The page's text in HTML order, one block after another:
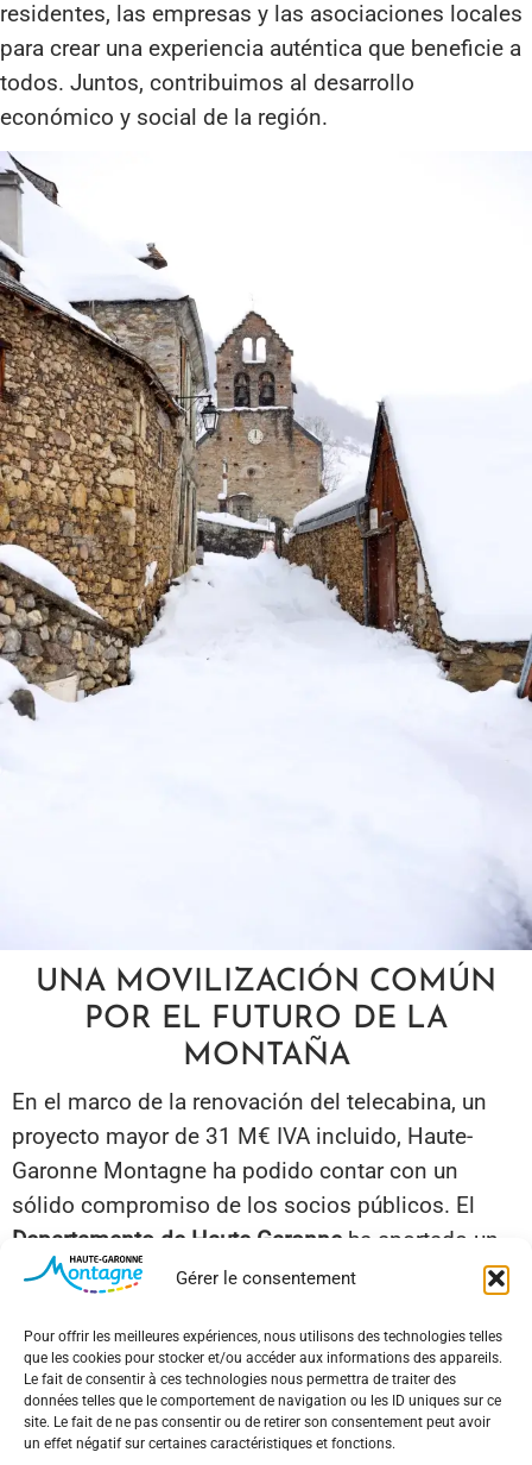
Gérer le consentement
Pour offrir les meilleures expériences, nous utilisons des technologies telles
que les cookies pour stocker et/ou accéder aux informations des appareils.
Le fait de consentir à ces technologies nous permettra de traiter des
données telles que le comportement de navigation ou les ID uniques sur ce
site. Le fait de ne pas consentir ou de retirer son consentement peut avoir
un effet négatif sur certaines caractéristiques et fonctions.
residentes, las empresas y las asociaciones locales
para crear una experiencia auténtica que beneficie a
todos. Juntos, contribuimos al desarrollo
económico y social de la región.
UNA MOVILIZACIÓN COMÚN
POR EL FUTURO DE LA
MONTAÑA
En el marco de la renovación del telecabina, un
proyecto mayor de 31 M€ IVA incluido, Haute-
Garonne Montagne ha podido contar con un
sólido compromiso de los socios públicos. El
Departamento de Haute-Garonne ha aportado un
apoyo decisivo con una subvención de 12 M€,
Plan Avenir Montagney 3 M€ de laRegión
Occitania. Estas contribuciones esenciales son
testimonio de la voluntad común de reforzar la
atractividad y el dinamismo de nuestro territorio